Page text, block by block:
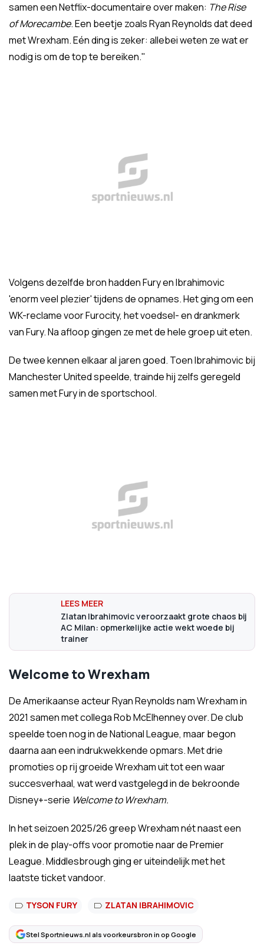
samen een Netflix-documentaire over maken: The Rise
of Morecambe. Een beetje zoals Ryan Reynolds dat deed
met Wrexham. Eén ding is zeker: allebei weten ze wat er
nodig is om de top te bereiken."
Volgens dezelfde bron hadden Fury en Ibrahimovic
'enorm veel plezier' tijdens de opnames. Het ging om een
WK-reclame voor Furocity, het voedsel- en drankmerk
van Fury. Na afloop gingen ze met de hele groep uit eten.
De twee kennen elkaar al jaren goed. Toen Ibrahimovic bij
Manchester United speelde, trainde hij zelfs geregeld
samen met Fury in de sportschool.
Zlatan Ibrahimovic veroorzaakt grote chaos bij
AC Milan: opmerkelijke actie wekt woede bij
trainer
Welcome to Wrexham
De Amerikaanse acteur Ryan Reynolds nam Wrexham in
2021 samen met collega Rob McElhenney over. De club
speelde toen nog in de National League, maar begon
daarna aan een indrukwekkende opmars. Met drie
promoties op rij groeide Wrexham uit tot een waar
succesverhaal, wat werd vastgelegd in de bekroonde
Disney+-serie Welcome to Wrexham.
In het seizoen 2025/26 greep Wrexham nét naast een
plek in de play-offs voor promotie naar de Premier
League. Middlesbrough ging er uiteindelijk met het
laatste ticket vandoor.
TYSON FURY ZLATAN IBRAHIMOVIC
Stel Sportnieuws.nl als voorkeursbron in op Google